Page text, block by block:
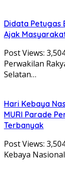
Didata Petugas
Ajak
Post Views:
Perwakilan
Selatan…
Hari Kebaya
MURI Parade
Terbanyak
Post Views:
Kebaya